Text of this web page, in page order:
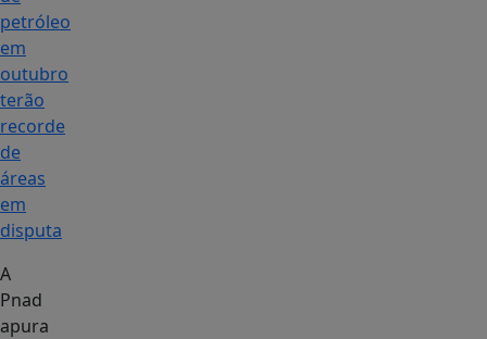
petróleo
em
outubro
terão
recorde
de
áreas
em
disputa
A
Pnad
apura